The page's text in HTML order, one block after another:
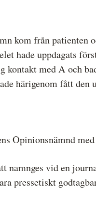
kom från patienten
hade uppdagats
kontakt med A och
härigenom fått den
Opinionsnämnd
namnges vid en
pressetiskt